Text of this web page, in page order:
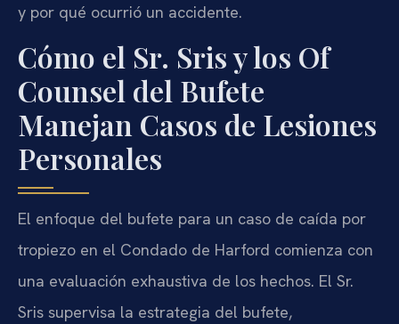
y por qué ocurrió un accidente.
Cómo el Sr. Sris y los Of
Counsel del Bufete
Manejan Casos de Lesiones
Personales
El enfoque del bufete para un caso de caída por
tropiezo en el Condado de Harford comienza con
una evaluación exhaustiva de los hechos. El Sr.
Sris supervisa la estrategia del bufete,